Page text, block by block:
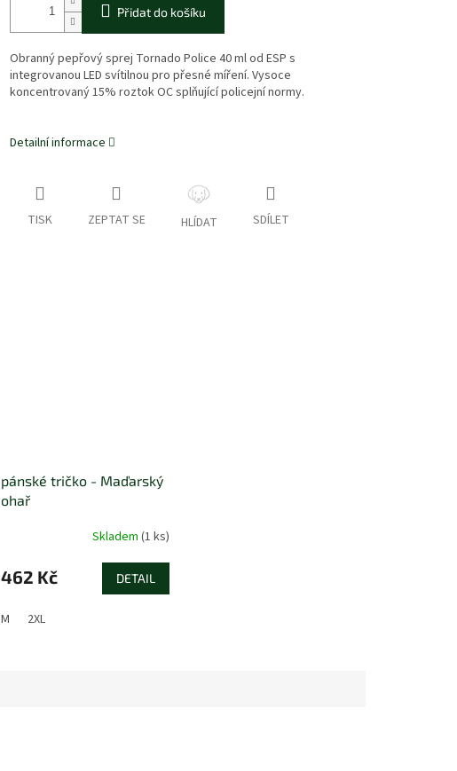
Přidat do košíku
Obranný pepřový sprej Tornado Police 40 ml od ESP s
integrovanou LED svítilnou pro přesné míření. Vysoce
koncentrovaný 15% roztok OC splňující policejní normy.
Detailní informace
TISK ZEPTAT SE HLÍDAT SDÍLET
pánské tričko - Maďarský
ohař
Skladem(1 ks)
462 Kč DETAIL
M 2XL